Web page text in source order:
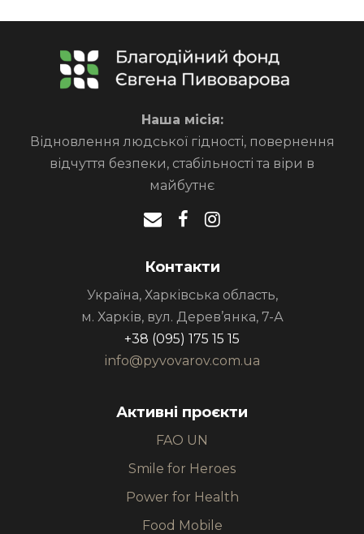
Наша місія:
Відновлення людської гідності, повернення
відчуття безпеки, стабільності та віри в
майбутнє
Контакти
Україна, Харківська область,
м. Харків, вул. Дерев’янка, 7-А
+38 (095) 175 15 15
info@pyvovarov.com.ua
Активні проєкти
FAO UN
Smile for Heroes
Power for Health
Food Mobile